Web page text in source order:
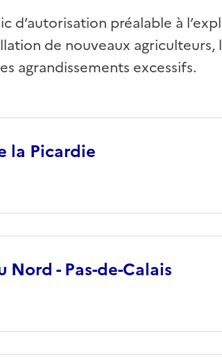
d’autorisation préalable à
de nouveaux agriculteurs,
agrandissements excessifs.
la Picardie
- Pas-de-Calais